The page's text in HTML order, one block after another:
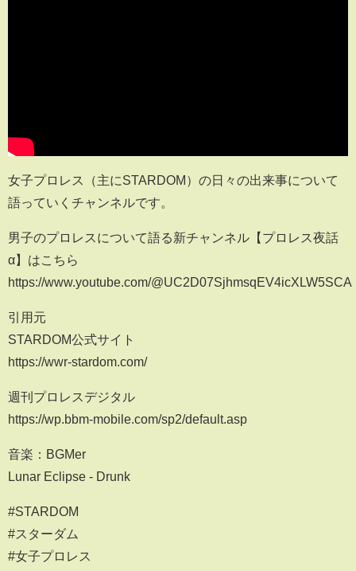
女子プロレス（主にSTARDOM）の日々の出来事について
語っていくチャンネルです。
男子のプロレスについて語る新チャンネル【プロレス夜話
α】はこちら
https://www.youtube.com/@UC2D07SjhmsqEV4icXLW5SCA
引用元
STARDOM公式サイト
https://wwr-stardom.com/
週刊プロレスデジタル
https://wp.bbm-mobile.com/sp2/default.asp
音楽：BGMer
Lunar Eclipse - Drunk
#STARDOM
#スターダム
#女子プロレス